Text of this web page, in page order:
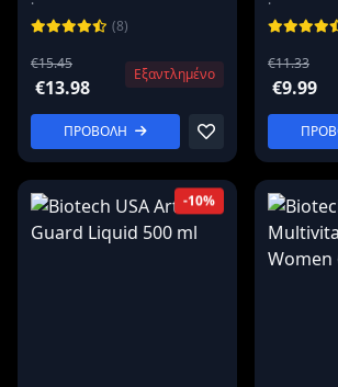
(8)
€15.45
€13.98
Εξαντλημένο
ΠΡΟΒΟΛΗ
€11.33
€9.99
-10%